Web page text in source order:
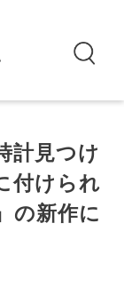
計見つけ
付けられ
の新作に